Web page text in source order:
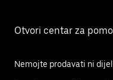
Otvori centar za
Nemojte prodavati ni